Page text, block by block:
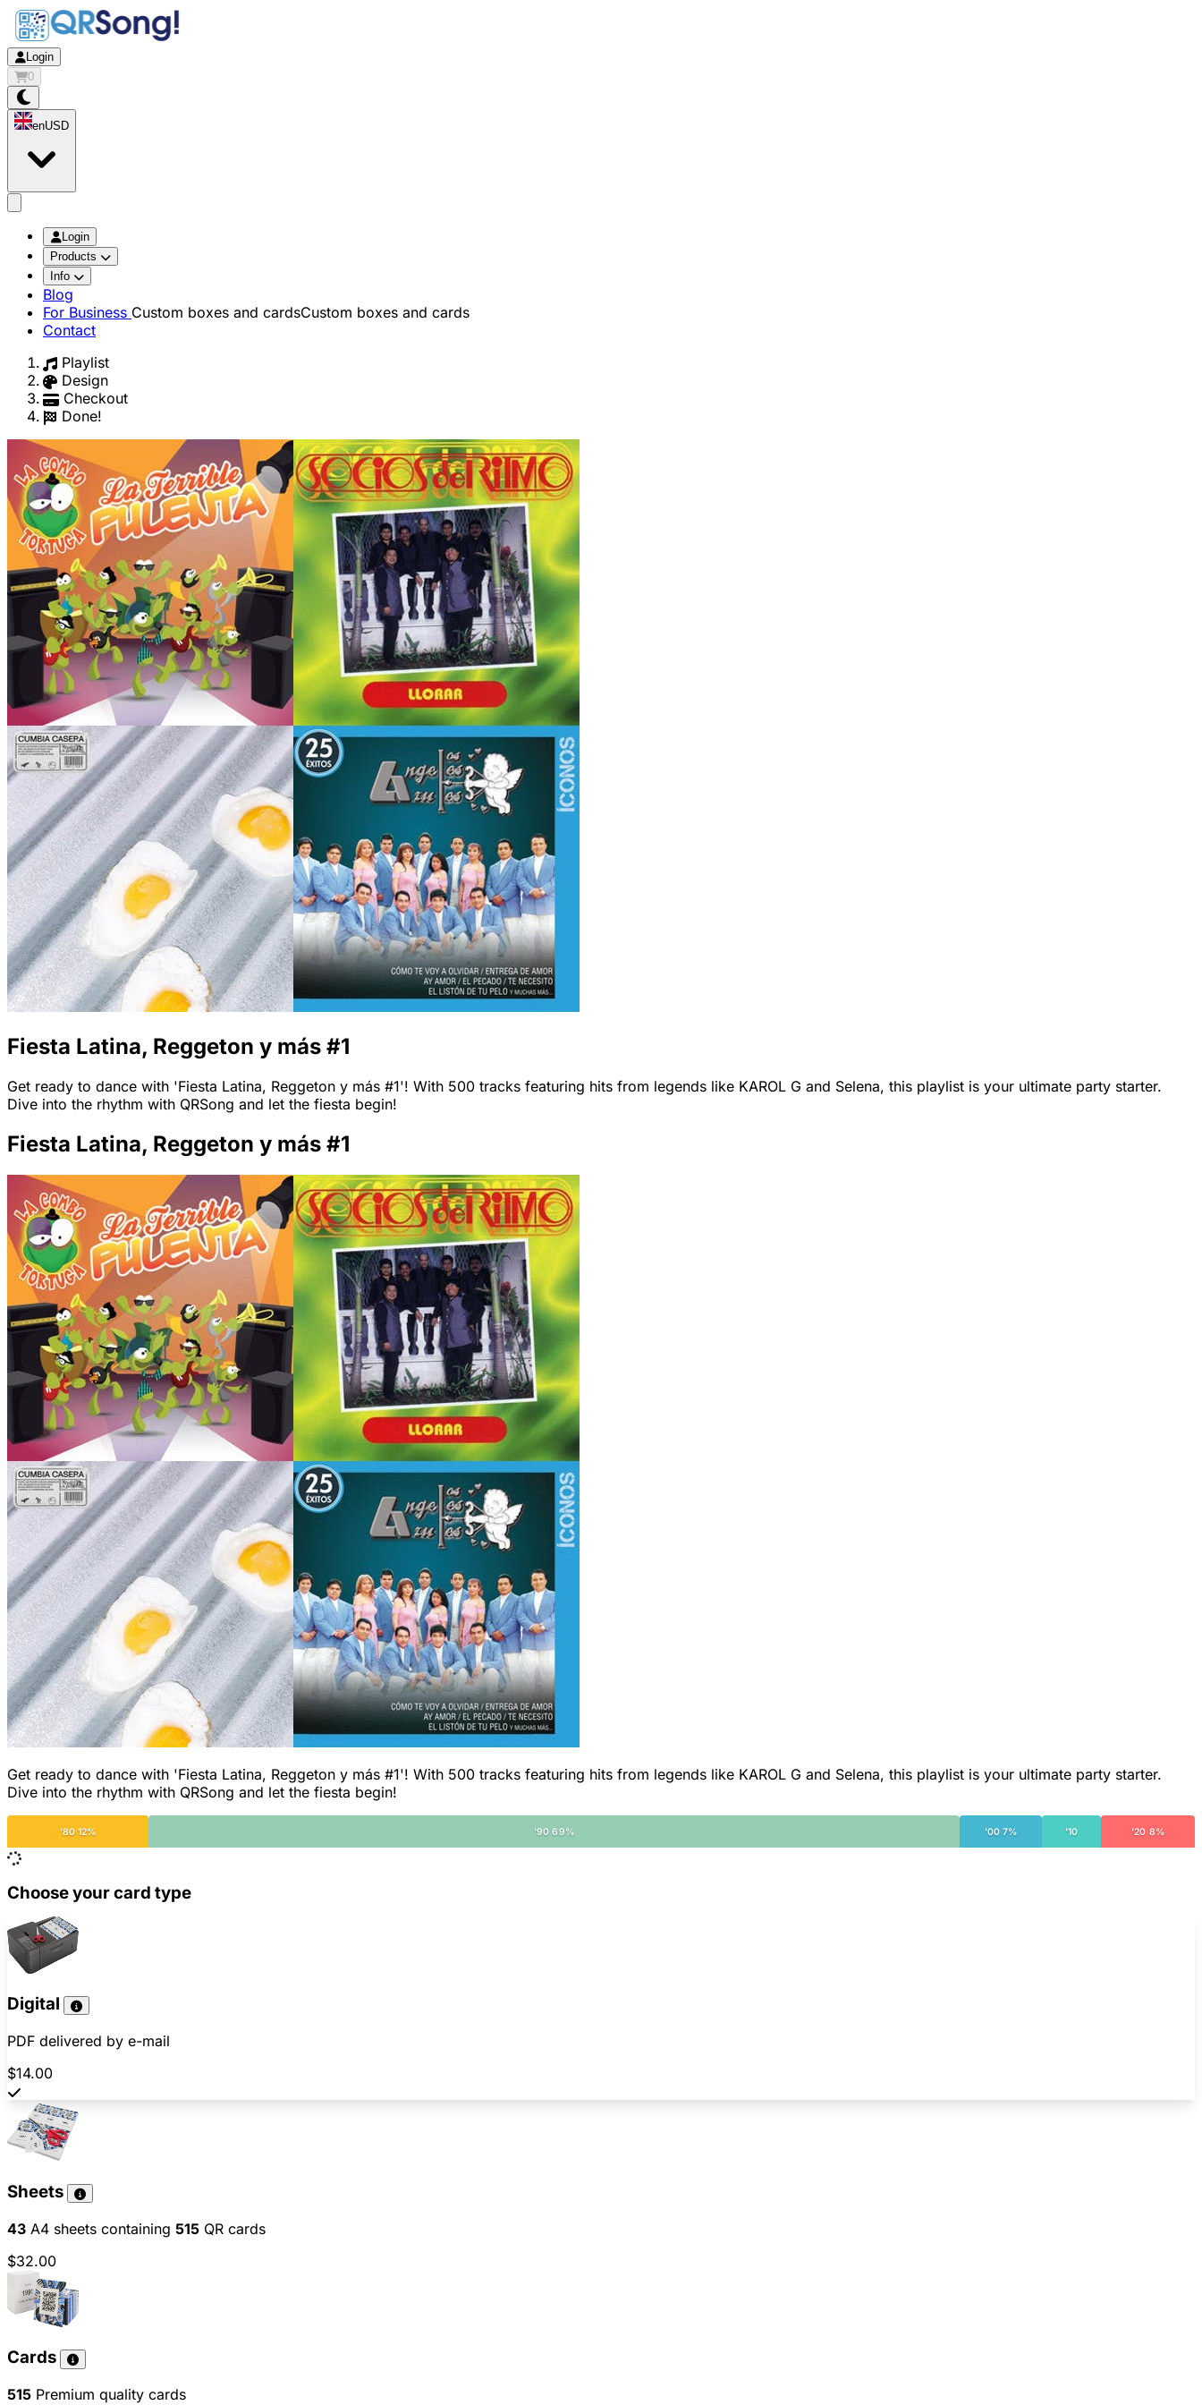
Login
0
enUSD
Login
Products
Info
Blog
For Business Custom boxes and cardsCustom boxes and cards
Contact
Playlist
Design
Checkout
Done!
Fiesta Latina, Reggeton y más #1
Get ready to dance with 'Fiesta Latina, Reggeton y más #1'! With 500 tracks featuring hits from legends like KAROL G and Selena, this playlist is your ultimate party starter.
Dive into the rhythm with QRSong and let the fiesta begin!
Fiesta Latina, Reggeton y más #1
Get ready to dance with 'Fiesta Latina, Reggeton y más #1'! With 500 tracks featuring hits from legends like KAROL G and Selena, this playlist is your ultimate party starter.
Dive into the rhythm with QRSong and let the fiesta begin!
'80 12% '90 69% '00 7% '10 '20 8%
Choose your card type
Digital
PDF delivered by e-mail
$14.00
Sheets
43 A4 sheets containing 515 QR cards
$32.00
Cards
515 Premium quality cards